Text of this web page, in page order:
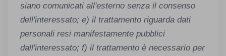
siano comunicati all'esterno senza il consenso
dell'interessato; e) il trattamento riguarda dati
personali resi manifestamente pubblici
dall'interessato; f) il trattamento è necessario per